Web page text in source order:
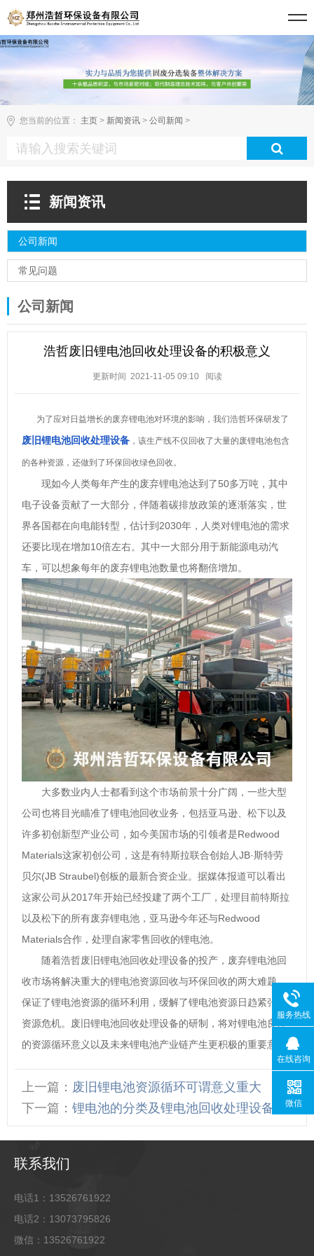
您当前的位置： 主页 > 新闻资讯 > 公司新闻 >
新闻资讯
公司新闻
常见问题
公司新闻
浩哲废旧锂电池回收处理设备的积极意义
更新时间 2021-11-05 09:10 阅读
为了应对日益增长的废弃锂电池对环境的影响，我们浩哲环保研发了
废旧锂电池回收处理设备 ，该生产线不仅回收了大量的废锂电池包含
的各种资源，还做到了环保回收绿色回收。
现如今人类每年产生的废弃锂电池达到了50多万吨，其中
电子设备贡献了一大部分，伴随着碳排放政策的逐渐落实，世
界各国都在向电能转型，估计到2030年，人类对锂电池的需求
还要比现在增加10倍左右。其中一大部分用于新能源电动汽
车，可以想象每年的废弃锂电池数量也将翻倍增加。
大多数业内人士都看到这个市场前景十分广阔，一些大型
公司也将目光瞄准了锂电池回收业务，包括亚马逊、松下以及
许多初创新型产业公司，如今美国市场的引领者是Redwood
Materials这家初创公司，这是有特斯拉联合创始人JB·斯特劳
贝尔(JB Straubel)创板的最新合资企业。据媒体报道可以看出
这家公司从2017年开始已经投建了两个工厂，处理目前特斯拉
以及松下的所有废弃锂电池，亚马逊今年还与Redwood
Materials合作，处理自家零售回收的锂电池。
随着浩哲废旧锂电池回收处理设备的投产，废弃锂电池回
收市场将解决重大的锂电池资源回收与环保回收的两大难题，
保证了锂电池资源的循环利用，缓解了锂电池资源日趋紧张的
资源危机。废旧锂电池回收处理设备的研制，将对锂电池良性
的资源循环意义以及未来锂电池产业链产生更积极的重要意义!
上一篇： 废旧锂电池资源循环可谓意义重大
下一篇： 锂电池的分类及锂电池回收处理设备
联系我们
电话1：13526761922
电话2：13073795826
微信：13526761922
服务热线
在线咨询
微信